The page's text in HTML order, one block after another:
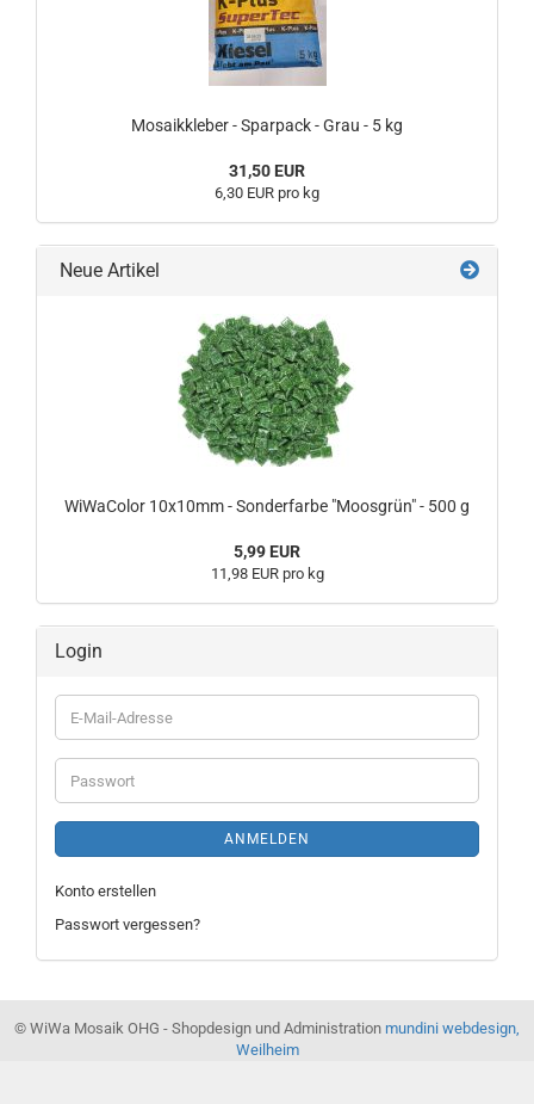
Mosaikkleber - Sparpack - Grau - 5 kg
31,50 EUR
6,30 EUR pro kg
Neue Artikel
WiWaColor 10x10mm - Sonderfarbe "Moosgrün" - 500 g
5,99 EUR
11,98 EUR pro kg
Login
E-
Mail-
Adresse
Passwort
ANMELDEN
Konto erstellen
Passwort vergessen?
© WiWa Mosaik OHG - Shopdesign und Administration mundini webdesign,
Weilheim